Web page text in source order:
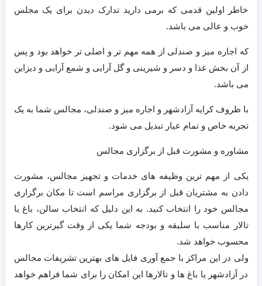
خاطر اولین قدمی که برمی دارید تدارک دیدن برای یک مجلس
خوب و عالی می باشد.
که اجاره میز و صندلی از همه مهم تر و اصلی تر خواهد بود و پس
از آن بخش غذا و دسر و شیرینی و گل آرایی و شمع آرایی و دیزاین
می باشد.
با ظروف کرایه آزادشهر و اجاره میز و صندلی، مجالس شما به یک
تجربه خاص و تمام عیار تبدیل می شود.
مشاوره و مشورت قبل از برگزاری مجالس
یکی از مهم ترین وظیفه های خدمات و تجهیز مجالس، مشورت
دادن به مشتریان قبل از برگزاری مراسم است تا مکان برگزاری
مجالس خود را انتخاب کنید. به این دلیل که انتخاب سالن، باغ یا
تالار مناسب با سلیقه و بودجه شما یکی از وقت گیرترین کارها
محسوب خواهد شد.
ولی در این مراکز با جمع آوری فایل های بهترین تشریفات مجالس
در آزادشهر یا باغ ها و تالارها این امکان را برای شما فراهم خواهد